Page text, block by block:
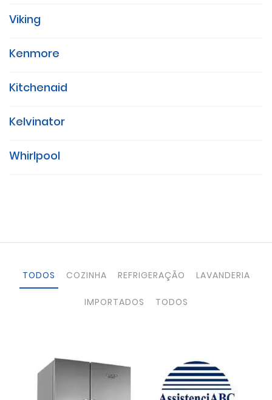
Viking
Kenmore
Kitchenaid
Kelvinator
Whirlpool
TODOS COZINHA REFRIGERAÇÃO LAVANDERIA
IMPORTADOS TODOS